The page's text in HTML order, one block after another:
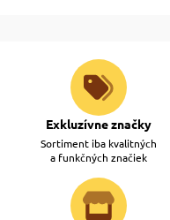
Exkluzívne značky
Sortiment iba kvalitných
a funkčných značiek